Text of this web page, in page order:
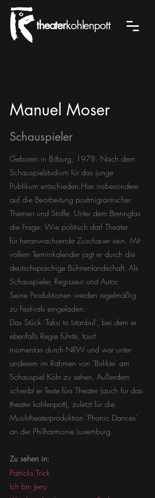
theaterkohlenpott
Manuel Moser
Schauspieler
Geboren in Bitburg, 1978. Nach dem
Schauspielstudium für das junge
Publikum entschieden.Hier insbesondere
auf die Bearbeitung postmigrantischer
Themen und Stoffe. Unter dem Brennglas
die Frage: Wie politisch darf Theater
für heranwachsende Zuschauer sein. Mit
vollem Terminkalender jagt er durch die
deutschsprachige Bühnenlandschaft. Als
Schauspieler, Regisseur und Autor.
Seine Produktionen werden regelmäßig
zu Festivals eingeladen.
Das Stück 'Taksi to Istanbul', bei dem er
ebenfalls Regie führte, tourt
momentan durch NRW und war unter
anderem im Rahmen von 'Birlikte' am
Schauspiel Köln zu sehen. Außerdem
schreibt er Texte fürs Theater (auch für das
theater kohlenpott), zuletzt für die
Musiktheaterproduktion 'Phonic Dances'
an der Philharmonie Luxemburg.
Zu sehen in:
Patricks Trick
Ich bin Jerry